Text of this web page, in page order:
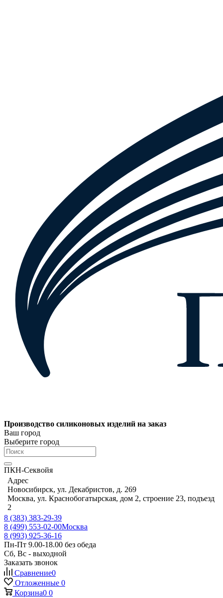
Производство силиконовых изделий на заказ
Ваш город
Выберите город
ПКН-Секвойя
Адрес
Новосибирск, ул. Декабристов, д. 269
Москва, ул. Краснобогатырская, дом 2, строение 23, подъезд
2
8 (383) 383-29-39
8 (499) 553-02-00Москва
8 (993) 925-36-16
Пн-Пт 9.00-18.00 без обеда
Сб, Вс - выходной
Заказать звонок
Сравнение0
Отложенные 0
Корзина0 0